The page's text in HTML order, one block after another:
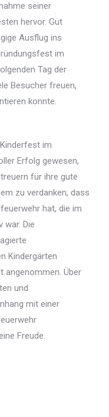
seiner
hervor. Gut
Ausflug ins
im
Tag der
Besucher freuen,
konnte.
im
Erfolg gewesen,
für ihre gute
zu verdanken, dass
hat, die im
war. Die
Kindergärten
angenommen. Über
und
mit einer
Freude.